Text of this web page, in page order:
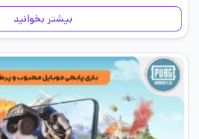
دنیای…
بیشتر بخوانید